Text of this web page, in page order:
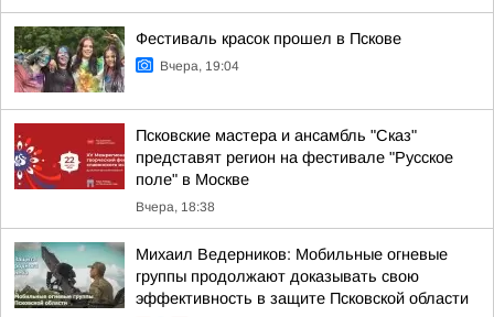
Фестиваль красок прошел в Пскове
Вчера, 19:04
Псковские мастера и ансамбль "Сказ"
представят регион на фестивале "Русское
поле" в Москве
Вчера, 18:38
Михаил Ведерников: Мобильные огневые
группы продолжают доказывать свою
эффективность в защите Псковской области